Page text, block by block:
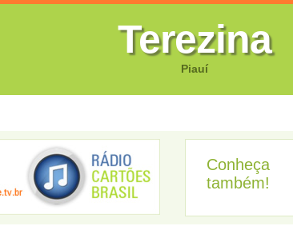
Terezina
Piauí
Conheça
também!
Acauã